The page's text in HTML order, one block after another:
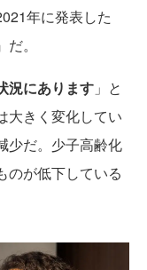
年に発表した
。
況にあります 」と
大きく変化してい
少だ。少子高齢化
のが低下している